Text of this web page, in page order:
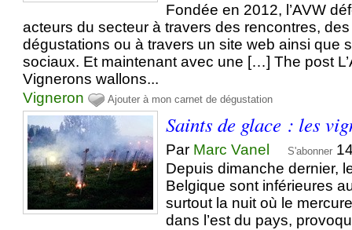
Fondée en 2012, l’AVW
acteurs du secteur à travers des rencontres,
dégustations ou à travers un site web ainsi que
sociaux. Et maintenant avec une […] The post
Vignerons wallons...
Vigneron
Ajouter à mon carnet de dégustation
Saints de glace : les
Par Marc Vanel S'abonner
Depuis dimanche dernier,
Belgique sont inférieures
surtout la nuit où le
dans l’est du pays,